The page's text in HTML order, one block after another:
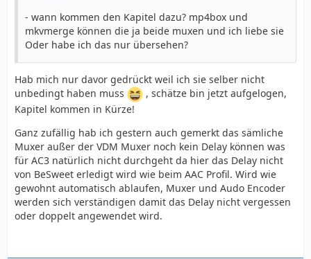
- wann kommen den Kapitel dazu? mp4box und
mkvmerge können die ja beide muxen und ich liebe sie
Oder habe ich das nur übersehen?
Hab mich nur davor gedrückt weil ich sie selber nicht
unbedingt haben muss
, schätze bin jetzt aufgelogen,
Kapitel kommen in Kürze!
Ganz zufällig hab ich gestern auch gemerkt das sämliche
Muxer außer der VDM Muxer noch kein Delay können was
für AC3 natürlich nicht durchgeht da hier das Delay nicht
von BeSweet erledigt wird wie beim AAC Profil. Wird wie
gewohnt automatisch ablaufen, Muxer und Audo Encoder
werden sich verständigen damit das Delay nicht vergessen
oder doppelt angewendet wird.